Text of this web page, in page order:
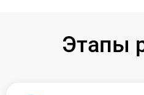
Этапы